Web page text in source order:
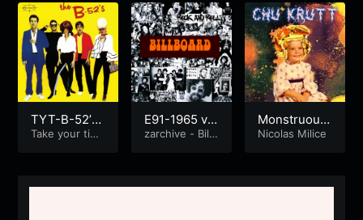
TYT-B-52’s
-1979 (Itv de
Take your tim
E91-1965 vol
ume 1
zarchive - Billb
Monstruous
Pyschedelic
Nicolas Milice